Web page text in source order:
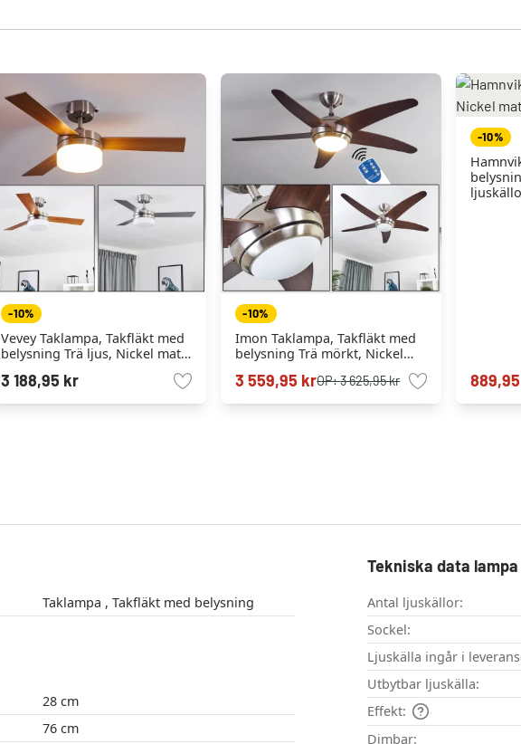
-10%
Vevey Taklampa, Takfläkt med
belysning Trä ljus, Nickel matt,
Silver, 2-ljuskällor, Fjärrkontroll
3 188,95 kr
-10%
Imon Taklampa, Takfläkt med
belysning Trä mörkt, Nickel
matt, 1-ljuskällor, Fjärrkontroll
3 559,95 krOP:3 625,95 kr
-10%
Taklampa , Takfläkt med belysning
28 cm
76 cm
Tekniska data
Antal ljuskällor:
Sockel:
Ljuskälla ingår i
Utbytbar ljuskälla:
Effekt:
Dimbar: